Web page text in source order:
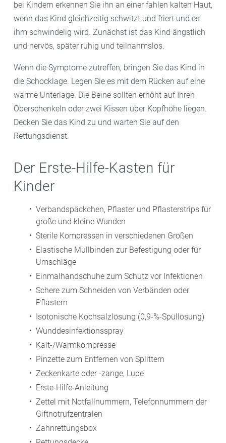
bei Kindern erkennen Sie ihn an einer fahlen kalten Haut,
wenn das Kind gleichzeitig schwitzt und friert und es
ihm schwindelig wird. Zunächst ist das Kind ängstlich
und nervös, später ruhig und teilnahmslos.
Wenn die Symptome zutreffen, bringen Sie das Kind in
die Schocklage. Legen Sie es mit dem Rücken auf eine
warme Unterlage. Die Beine sollten erhöht auf Ihren
Oberschenkeln oder zwei Kissen über Kopfhöhe liegen.
Decken Sie das Kind zu und warten Sie auf den
Rettungsdienst.
Der Erste-Hilfe-Kasten für
Kinder
Verbandspäckchen, Pflaster und Pflasterstrips für
große und kleine Wunden
Sterile Kompressen in verschiedenen Größen
Elastische Mullbinden zur Befestigung oder für
Umschläge
Einmalhandschuhe zum Schutz vor Infektionen
Schere zum Schneiden von Verbänden oder
Pflastern
Isotonische Kochsalzlösung (0,9-%-Spüllösung)
Wunddesinfektionsspray
Kalt-/Warmkompresse
Pinzette zum Entfernen von Splittern
Zeckenkarte oder -zange, Lupe
Erste-Hilfe-Anleitung
Zettel mit Notfallnummern, Telefonnummern der
Giftnotrufzentralen
Zahnrettungsbox